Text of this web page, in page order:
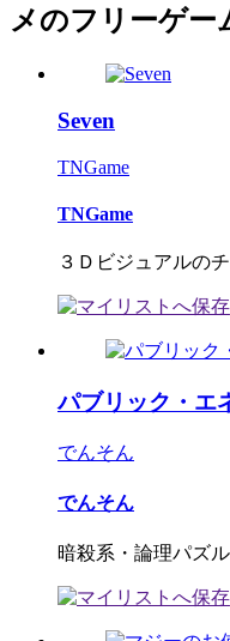
メのフリーゲー
Seven
TNGame
TNGame
３Ｄビジュアルの
パブリック・エ
でんそん
でんそん
暗殺系・論理パズル